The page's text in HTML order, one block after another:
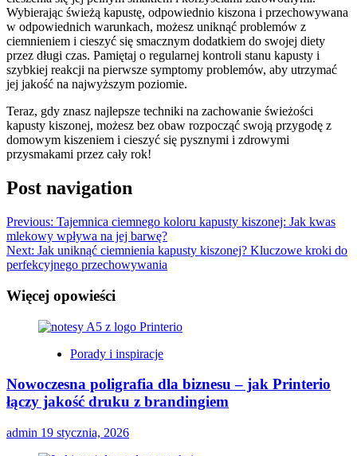
Wybierając świeżą kapustę, odpowiednio kiszona i przechowywana
w odpowiednich warunkach, możesz uniknąć problemów z
ciemnieniem i cieszyć się smacznym dodatkiem do swojej diety
przez długi czas. Pamiętaj o regularnej kontroli stanu kapusty i
szybkiej reakcji na pierwsze symptomy problemów, aby utrzymać
jej jakość na najwyższym poziomie.
Teraz, gdy znasz najlepsze techniki na zachowanie świeżości
kapusty kiszonej, możesz bez obaw rozpocząć swoją przygodę z
domowym kiszeniem i cieszyć się pysznymi i zdrowymi
przysmakami przez cały rok!
Post navigation
Previous: Tajemnica ciemnego koloru kapusty kiszonej: Jak kwas
mlekowy wpływa na jej barwę?
Next: Jak uniknąć ciemnienia kapusty kiszonej? Kluczowe kroki do
perfekcyjnego przechowywania
Więcej opowieści
Porady i inspiracje
Nowoczesna poligrafia dla biznesu – jak Printerio
łączy jakość druku z brandingiem
admin 19 stycznia, 2026